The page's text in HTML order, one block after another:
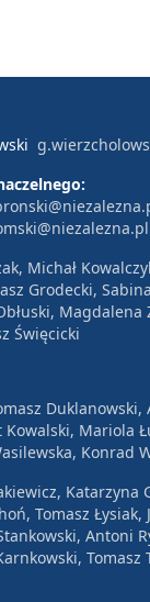
Michał
Grodecki,
Magdalena
Święcicki
Duklanowski,
Kowalski, Mariola
Konrad
Katarzyna
Tomasz Łysiak,
Antoni
Tomasz